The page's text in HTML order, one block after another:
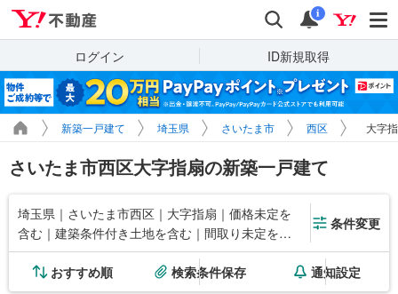
検索 通知
i
ログイン ID新規取得
新築一戸建て 埼玉県 さいたま市 西区 大字
さいたま市西区大字指扇の新築一戸建て
埼玉県｜さいたま市西区｜大字指扇｜価格未定を
含む｜建築条件付き土地を含む｜間取り未定を含
む
条件変更
おすすめ順 検索条件保存 通知設定